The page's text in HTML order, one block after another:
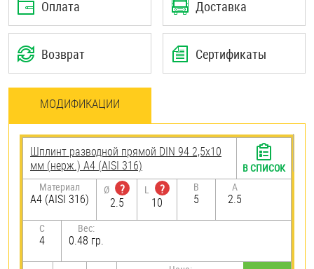
Оплата Доставка
Возврат Сертификаты
МОДИФИКАЦИИ
Шплинт разводной прямой DIN 94 2,5х10
мм (нерж.) A4 (AISI 316)
Материал
A4 (AISI 316)
Ø
?
2.5
L
?
10
B
5
A
2.5
C
4
Вес:
0.48 гр.
В СПИСОК